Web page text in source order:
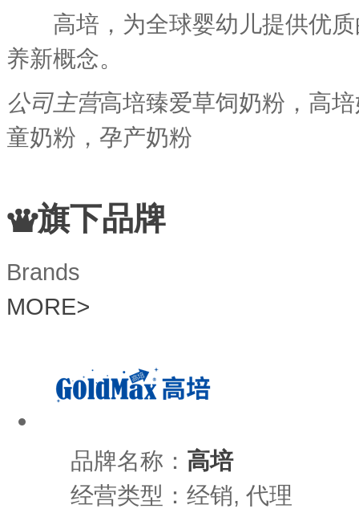
高培，为全球婴幼儿提供优质
养新概念。
公司主营高培臻爱草饲奶粉，高
童奶粉，孕产奶粉
旗下品牌
Brands
MORE>
品牌名称： 高培
经营类型：经销, 代理